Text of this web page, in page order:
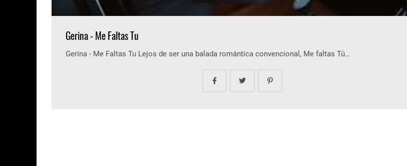
Gerina - Me Faltas Tu
Gerina - Me Faltas Tu Lejos de ser una balada romántica convencional, Me faltas Tú…